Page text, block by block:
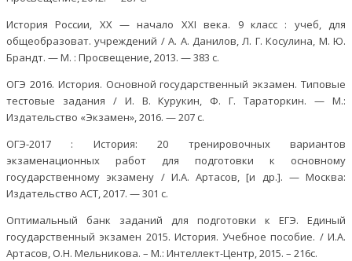
История России, XX — начало XXI века. 9 класс : учеб, для
общеобразоват. учреждений / А. А. Данилов, Л. Г. Косулина, М. Ю.
Брандт. — М. : Просвещение, 2013. — 383 с.
ОГЭ 2016. История. Основной государственный экзамен. Типовые
тестовые задания / И. В. Курукин, Ф. Г. Тараторкин. — М.:
Издательство «Экзамен», 2016. — 207 с.
ОГЭ-2017 : История: 20 тренировочных вариантов
экзаменационных работ для подготовки к основному
государственному экзамену / И.А. Артасов, [и др.]. — Москва:
Издательство ACT, 2017. — 301 с.
Оптимальный банк заданий для подготовки к ЕГЭ. Единый
государственный экзамен 2015. История. Учебное пособие. / И.А.
Артасов, О.Н. Мельникова. – М.: Интеллект-Центр, 2015. – 216с.